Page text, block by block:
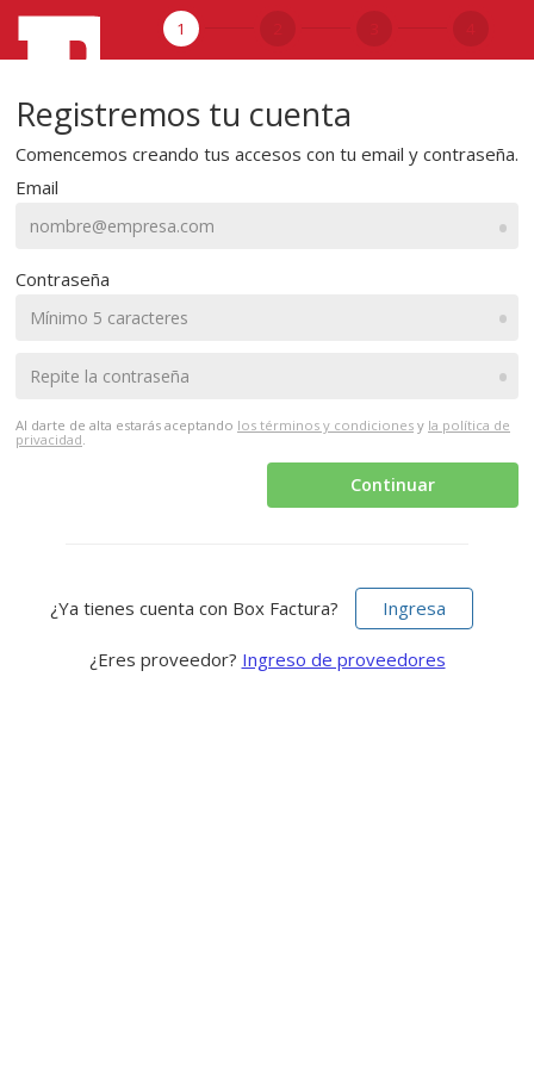
Registremos tu cuenta
Comencemos creando tus accesos con tu email y contraseña.
Email
•
Contraseña
•
•
Al darte de alta estarás aceptando los términos y condiciones y la política de
privacidad.
Continuar
¿Ya tienes cuenta con Box Factura? Ingresa
¿Eres proveedor? Ingreso de proveedores
1